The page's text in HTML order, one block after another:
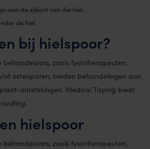
aan de zijkant van die hiel.
de hiel.
bij hielspoor?
behandelaars, zoals fysiotherapeuten,
of osteopaten, bieden behandelingen aan
ontstekingen. Medical Taping biedt
hielspoor
behandelaars, zoals fysiotherapeuten,